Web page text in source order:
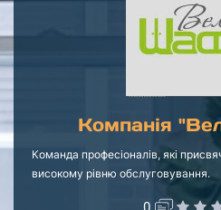
Компанія
Команда професіоналів, які
високому рівню обслуговування.